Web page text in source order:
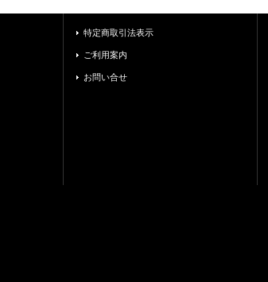
特定商取引法表示
ご利用案内
お問い合せ